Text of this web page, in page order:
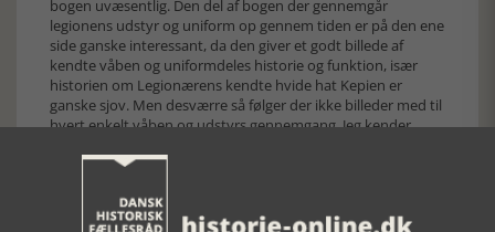
bogen uvæsentlig. Den del af bogen der gennemgår
legionens udstyr og uniform op gennem tiden er på den ene
side ganske interessant, da den giver et godt billede af
kendte våben og uniformdeles historie og funktion, især
historien om Legionærens kendte hvide hat Kepien er
ganske sjov. Men desværre så følger der ikke billeder med til
hvert enkelt våben og udstyrs gennemgang. Jeg kender
gennemgår men det ville uden tvivl have lettet på
genstand. Selvom David Jordan leverer nogle spændende
anekdoter om eksempelvis det rædselsfulde 8 mm Sauchat